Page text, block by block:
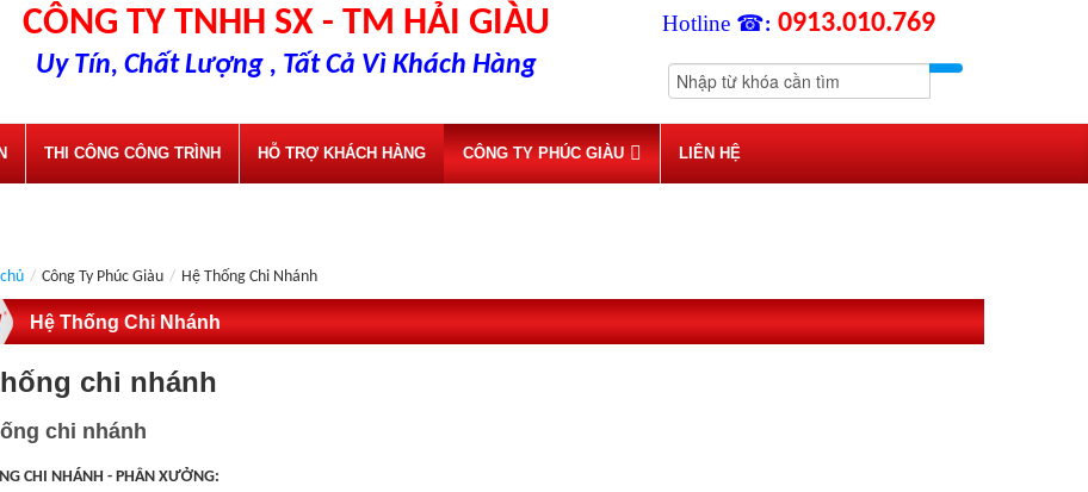
CÔNG TY TNHH SX - TM HẢI GIÀU
Uy Tín, Chất Lượng , Tất Cả Vì Khách Hàng
Hotline ☎: 0913.010.769
THI CÔNG CÔNG TRÌNH HỖ TRỢ KHÁCH HÀNG CÔNG TY PHÚC GIÀU LIÊN HỆ
/ Công Ty Phúc Giàu / Hệ Thống Chi Nhánh
Hệ Thống Chi Nhánh
chi nhánh
chi nhánh
CHI NHÁNH - PHÂN XƯỞNG: